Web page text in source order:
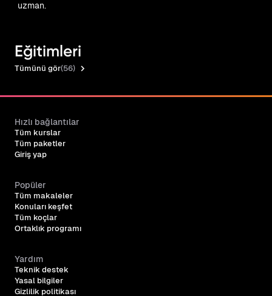
uzman.
Eğitimleri
Tümünü gör(56)
Hızlı bağlantılar
Tüm kurslar
Tüm paketler
Giriş yap
Popüler
Tüm makaleler
Konuları keşfet
Tüm koçlar
Ortaklık programı
Yardım
Teknik destek
Yasal bilgiler
Gizlilik politikası